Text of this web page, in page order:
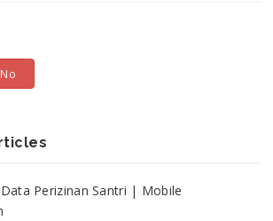
No
Perizinan Santri | Mobile